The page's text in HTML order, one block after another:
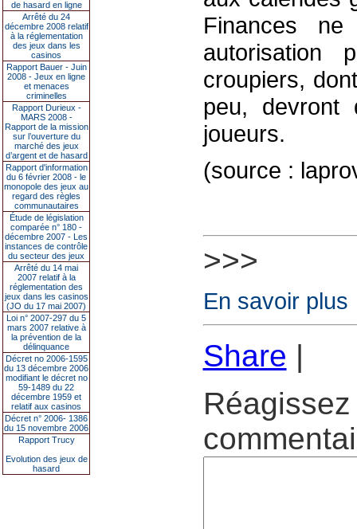
de hasard en ligne
Arrêté du 24
décembre 2008 relatif
à la réglementation
des jeux dans les
casinos
Rapport Bauer - Juin
2008 - Jeux en ligne
et menaces
criminelles
Rapport Durieux -
MARS 2008 -
Rapport de la mission
sur l’ouverture du
marché des jeux
d’argent et de hasard
Rapport d'information
du 6 février 2008 - le
monopole des jeux au
regard des règles
communautaires
Étude de législation
comparée n° 180 -
décembre 2007 - Les
instances de contrôle
du secteur des jeux
Arrêté du 14 mai
2007 relatif à la
réglementation des
jeux dans les casinos
(JO du 17 mai 2007)
Loi n° 2007-297 du 5
mars 2007 relative à
la prévention de la
délinquance
Décret no 2006-1595
du 13 décembre 2006
modifiant le décret no
59-1489 du 22
décembre 1959 et
relatif aux casinos
Décret n° 2006- 1386
du 15 novembre 2006
Rapport Trucy
Evolution des jeux de
hasard
Finances ne
autorisation
croupiers,
peu, devront
joueurs.
(source :
>>>
En savoir plus
Share |